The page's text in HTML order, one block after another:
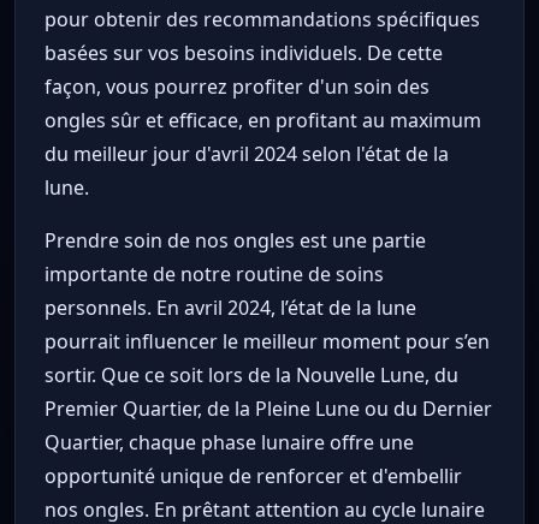
pour obtenir des recommandations spécifiques
basées sur vos besoins individuels. De cette
façon, vous pourrez profiter d'un soin des
ongles sûr et efficace, en profitant au maximum
du meilleur jour d'avril 2024 selon l'état de la
lune.
Prendre soin de nos ongles est une partie
importante de notre routine de soins
personnels. En avril 2024, l’état de la lune
pourrait influencer le meilleur moment pour s’en
sortir. Que ce soit lors de la Nouvelle Lune, du
Premier Quartier, de la Pleine Lune ou du Dernier
Quartier, chaque phase lunaire offre une
opportunité unique de renforcer et d'embellir
nos ongles. En prêtant attention au cycle lunaire